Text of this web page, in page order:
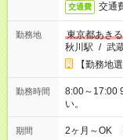
交通費 交通
勤務地
東京都あき
秋川駅 / 武
【勤務地
勤務時間
8:00～17:00
い。
期間 2ヶ月～OK